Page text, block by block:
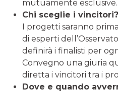
mutuamente esclusive.
Chi sceglie i vincitori?
I progetti saranno
di esperti
definirà i finalisti per
Convegno una giuria
diretta i vincitori tra i
Dove e quando